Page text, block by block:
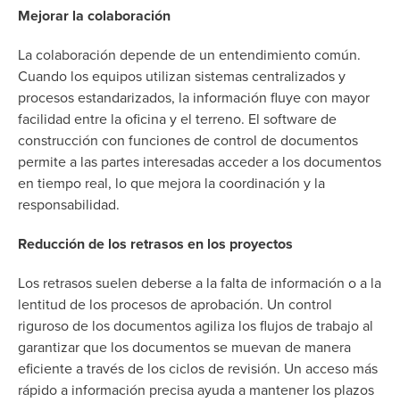
Mejorar la colaboración
La colaboración depende de un entendimiento común.
Cuando los equipos utilizan sistemas centralizados y
procesos estandarizados, la información fluye con mayor
facilidad entre la oficina y el terreno. El software de
construcción con funciones de control de documentos
permite a las partes interesadas acceder a los documentos
en tiempo real, lo que mejora la coordinación y la
responsabilidad.
Reducción de los retrasos en los proyectos
Los retrasos suelen deberse a la falta de información o a la
lentitud de los procesos de aprobación. Un control
riguroso de los documentos agiliza los flujos de trabajo al
garantizar que los documentos se muevan de manera
eficiente a través de los ciclos de revisión. Un acceso más
rápido a información precisa ayuda a mantener los plazos